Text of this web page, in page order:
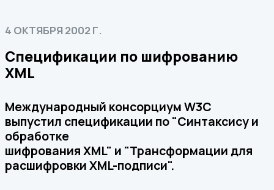
4 ОКТЯБРЯ 2002 Г.
Спецификации по шифрованию
XML
Международный консорциум W3C
выпустил спецификации по "Синтаксису и
обработке
шифрования XML" и "Трансформации для
расшифровки XML-подписи".